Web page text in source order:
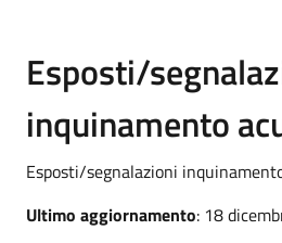
Esposti/
inquinamento
Esposti/segnalazioni
Ultimo aggiornamento: 18